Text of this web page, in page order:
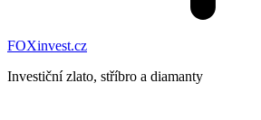
FOXinvest.cz
Investiční zlato, stříbro a diamanty